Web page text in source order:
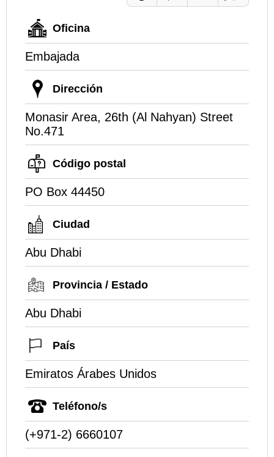
Oficina
Embajada
Dirección
Monasir Area, 26th (Al Nahyan) Street
No.471
Código postal
PO Box 44450
Ciudad
Abu Dhabi
Provincia / Estado
Abu Dhabi
País
Emiratos Árabes Unidos
Teléfono/s
(+971-2) 6660107